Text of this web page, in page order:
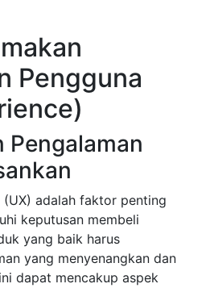
Pengguna
Pengalaman
(UX) adalah faktor penting
keputusan membeli
yang baik harus
yang menyenangkan dan
dapat mencakup aspek